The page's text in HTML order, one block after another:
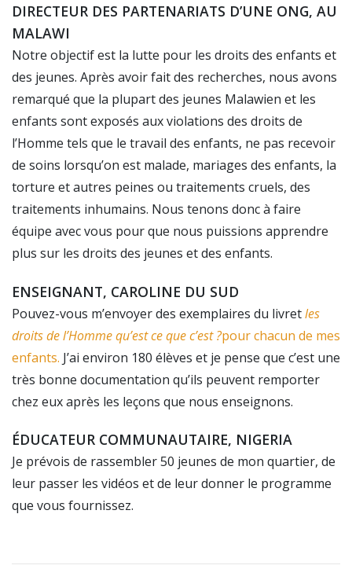
DIRECTEUR DES PARTENARIATS D’UNE ONG, AU
MALAWI
Notre objectif est la lutte pour les droits des enfants et
des jeunes. Après avoir fait des recherches, nous avons
remarqué que la plupart des jeunes Malawien et les
enfants sont exposés aux violations des droits de
l’Homme tels que le travail des enfants, ne pas recevoir
de soins lorsqu’on est malade, mariages des enfants, la
torture et autres peines ou traitements cruels, des
traitements inhumains. Nous tenons donc à faire
équipe avec vous pour que nous puissions apprendre
plus sur les droits des jeunes et des enfants.
ENSEIGNANT, CAROLINE DU SUD
Pouvez-vous m’envoyer des exemplaires du livretles
droits de l’Homme qu’est ce que c’est ?pour chacun de mes
enfants. J’ai environ 180 élèves et je pense que c’est une
très bonne documentation qu’ils peuvent remporter
chez eux après les leçons que nous enseignons.
ÉDUCATEUR COMMUNAUTAIRE, NIGERIA
Je prévois de rassembler 50 jeunes de mon quartier, de
leur passer les vidéos et de leur donner le programme
que vous fournissez.